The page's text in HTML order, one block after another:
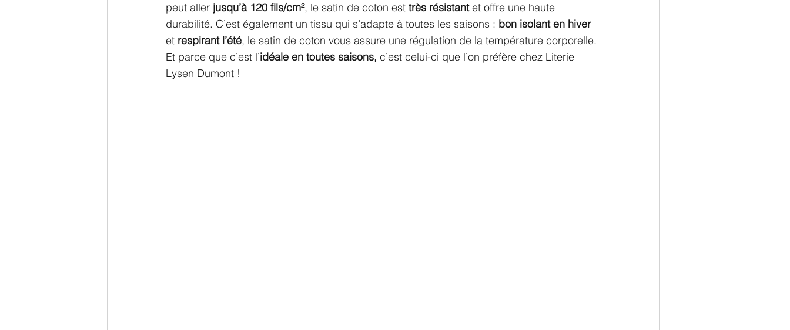
peut aller jusqu’à 120 fils/cm², le satin de coton est très résistant et offre une haute
durabilité. C’est également un tissu qui s’adapte à toutes les saisons : bon isolant en hiver
et respirant l’été, le satin de coton vous assure une régulation de la température corporelle.
Et parce que c’est l’idéale en toutes saisons, c’est celui-ci que l’on préfère chez Literie
Lysen Dumont !